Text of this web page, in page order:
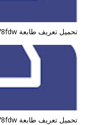
تحميل تعريف طابعة HP Color Laserjet Pro M478fdw
تحميل تعريف طابعة HP Laserjet Pro M478fdw